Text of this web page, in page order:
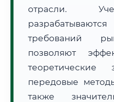
📜 Документы и аккредитация
отрасли.
требований
позволяют
теоретические
передовые
также